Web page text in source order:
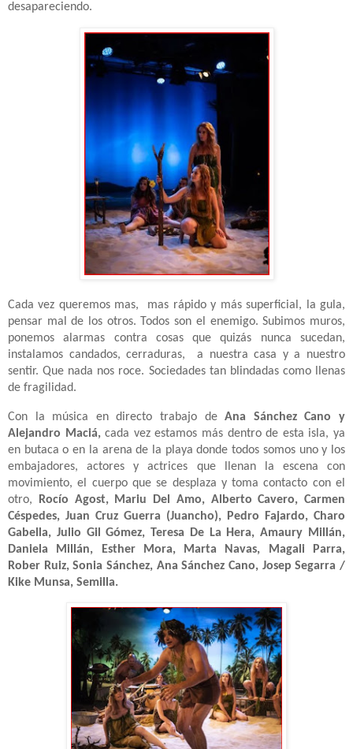
desapareciendo.
Cada vez queremos mas,
mas rápido y más superficial, la gula,
pensar mal de los otros. Todos son el enemigo. Subimos muros,
ponemos alarmas contra cosas que quizás nunca sucedan,
instalamos candados, cerraduras,
a nuestra casa y a nuestro
sentir. Que nada nos roce. Sociedades tan blindadas como llenas
de fragilidad.
Con la música en directo trabajo deAna Sánchez Cano y
Alejandro Maciá,cada vez estamos más dentro de esta isla, ya
en butaca o en la arena de la playa donde todos somos uno y los
embajadores, actores y actrices que llenan la escena con
movimiento, el cuerpo que se desplaza y toma contacto con el
otro,
Rocío Agost, Mariu Del Amo, Alberto Cavero, Carmen
Céspedes, Juan Cruz Guerra (Juancho), Pedro Fajardo, Charo
Gabella, Julio Gil Gómez, Teresa De La Hera, Amaury Millán,
Daniela Millán, Esther Mora, Marta Navas, Magali Parra,
Rober Ruiz, Sonia Sánchez, Ana Sánchez Cano, Josep Segarra /
Kike Munsa, Semilla.